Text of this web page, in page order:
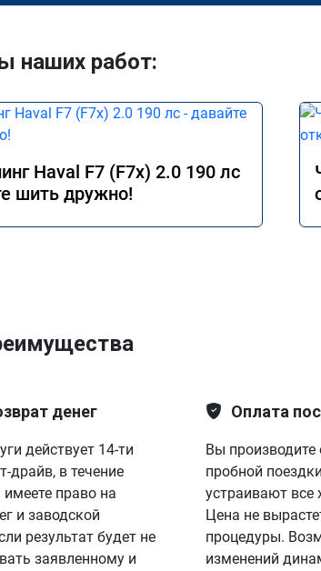
наших работ:
Haval F7 (F7x) 2.0 190 лс
шить дружно!
денег
действует 14-ти
драйв, в течение
право на
и заводской
результат будет не
заявленному и
Оплата
Вы производите
пробной
устраивают все
Цена не
процедуры.
изменений